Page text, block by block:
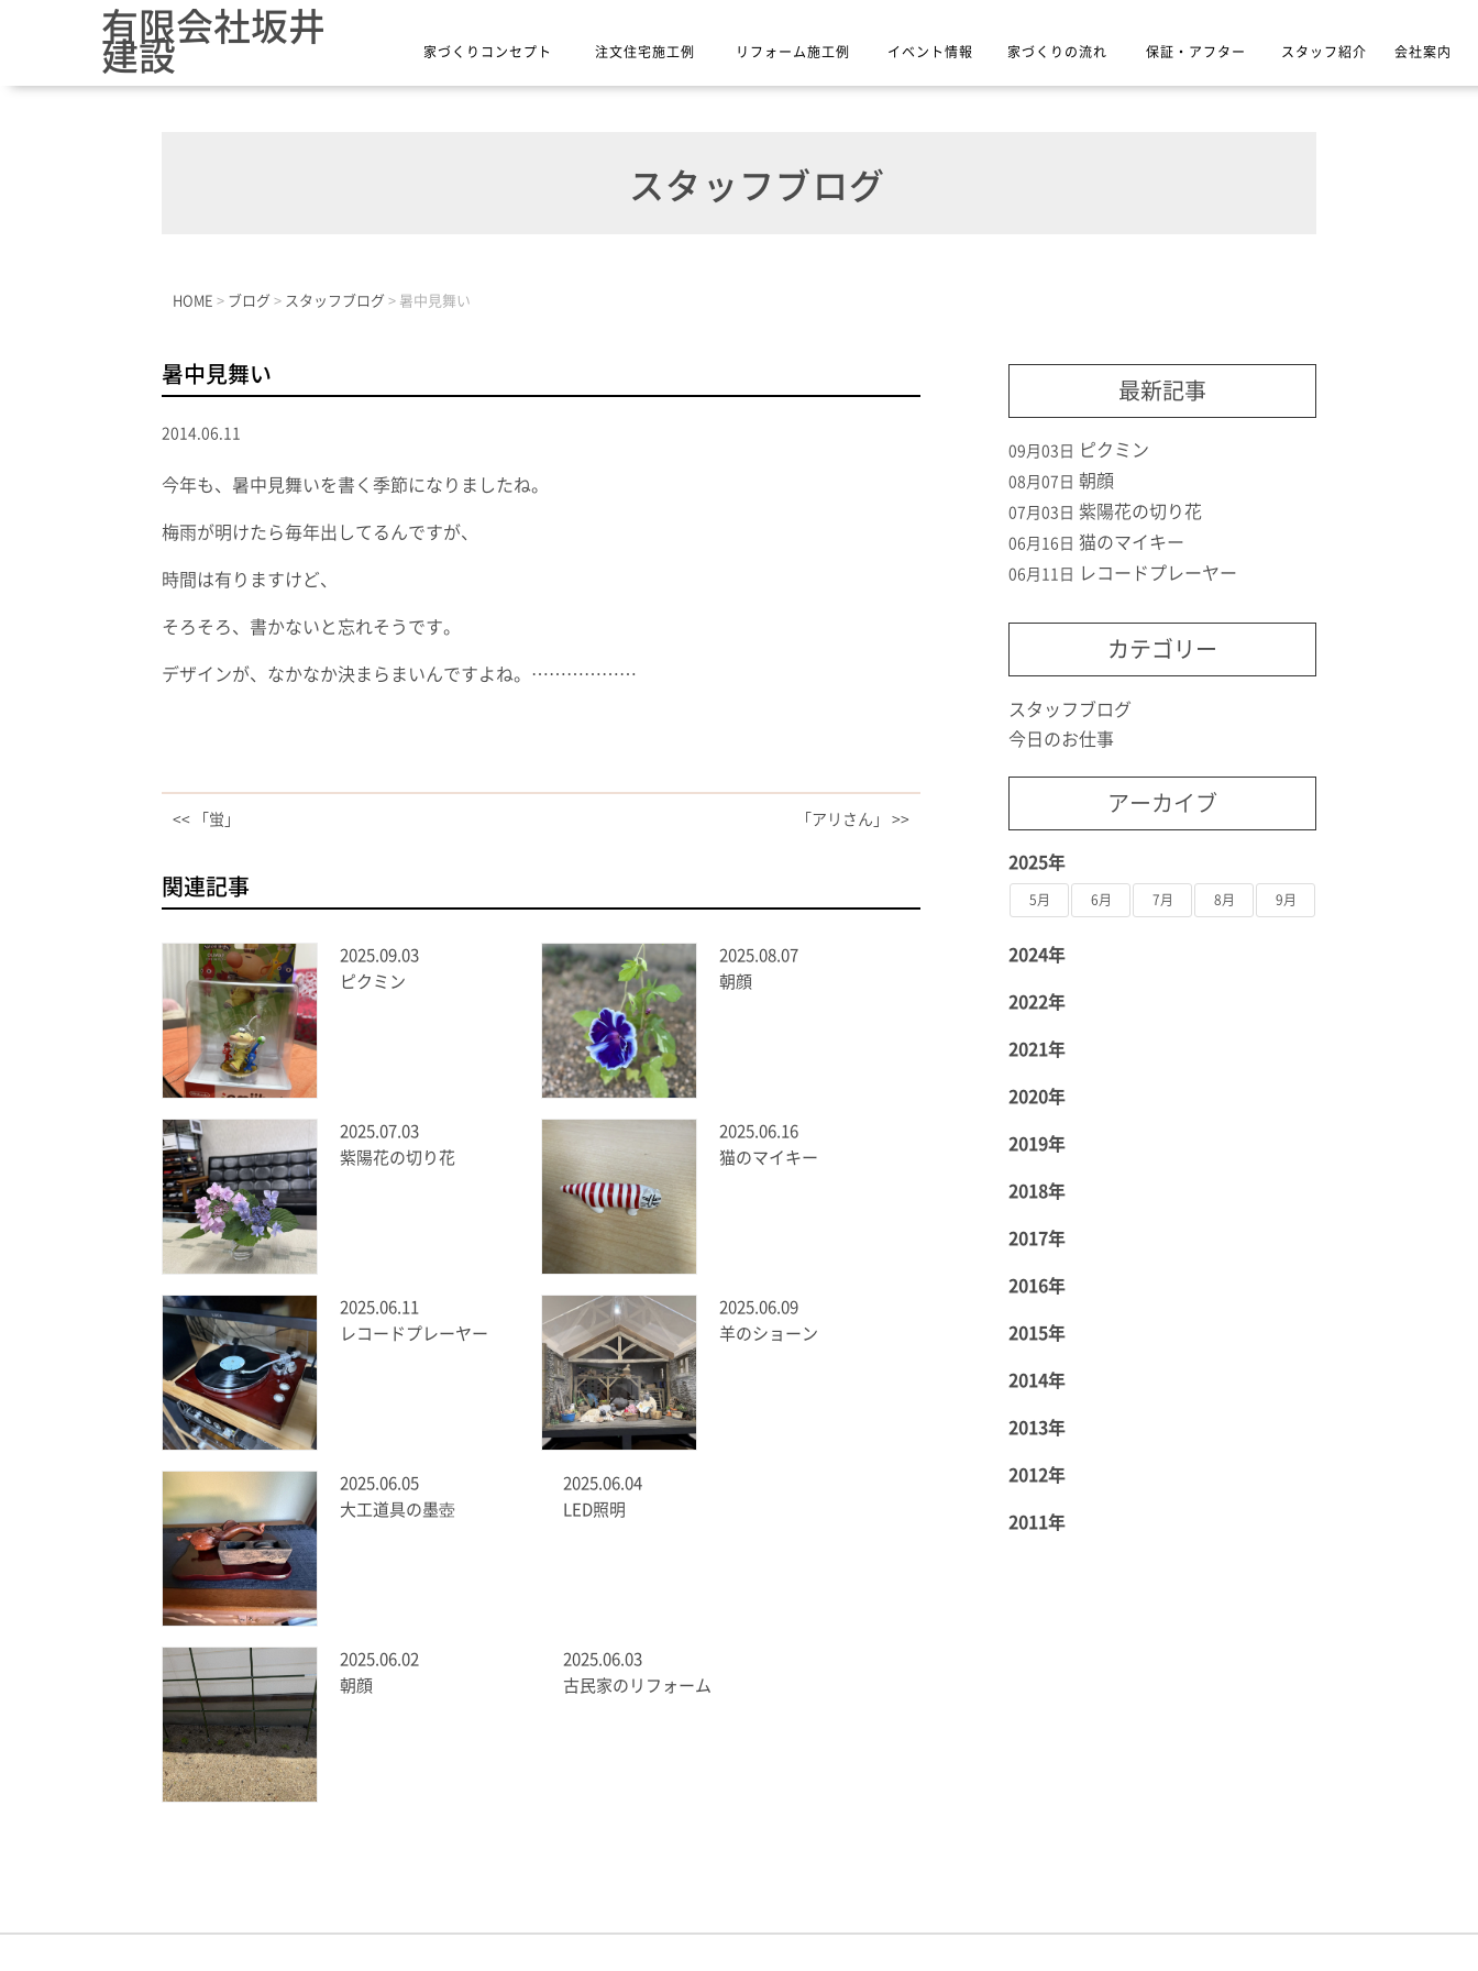
有限会社坂井
建設 家づくりコンセプト 注文住宅施工例 リフォーム施工例 イベント情報 家づくりの流れ 保証・アフター スタッフ紹介 会社案内
スタッフブログ
HOME > ブログ > スタッフブログ > 暑中見舞い
暑中見舞い
2014.06.11
今年も、暑中見舞いを書く季節になりましたね。
梅雨が明けたら毎年出してるんですが、
時間は有りますけど、
そろそろ、書かないと忘れそうです。
デザインが、なかなか決まらまいんですよね。………………
<< 「蛍」 「アリさん」 >>
関連記事
2025.09.03
ピクミン
2025.08.07
朝顔
2025.07.03
紫陽花の切り花
2025.06.16
猫のマイキー
2025.06.11
レコードプレーヤー
2025.06.09
羊のショーン
2025.06.05
大工道具の墨壺
2025.06.04
LED照明
2025.06.02
朝顔
2025.06.03
古民家のリフォーム
最新記事
09月03日 ピクミン
08月07日 朝顔
07月03日 紫陽花の切り花
06月16日 猫のマイキー
06月11日 レコードプレーヤー
カテゴリー
スタッフブログ
今日のお仕事
アーカイブ
2025年
5月 6月 7月 8月 9月
2024年
2022年
2021年
2020年
2019年
2018年
2017年
2016年
2015年
2014年
2013年
2012年
2011年